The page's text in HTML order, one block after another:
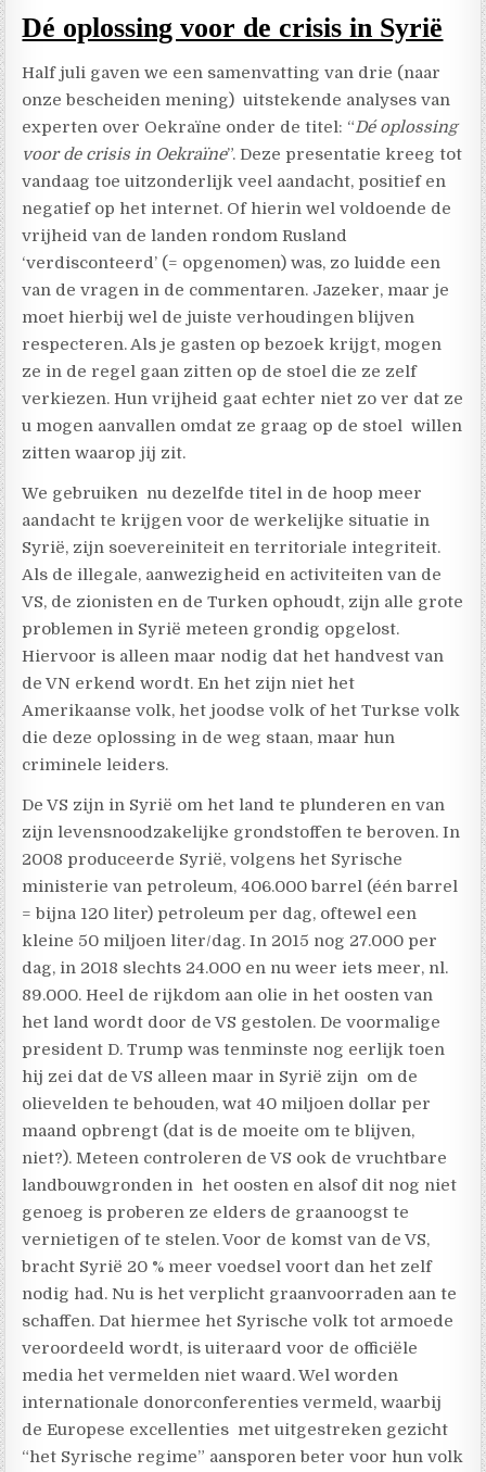
Dé oplossing voor de crisis in Syrië
Half juli gaven we een samenvatting van drie (naar
onze bescheiden mening) uitstekende analyses van
experten over Oekraïne onder de titel: “Dé oplossing
voor de crisis in Oekraïne”. Deze presentatie kreeg tot
vandaag toe uitzonderlijk veel aandacht, positief en
negatief op het internet. Of hierin wel voldoende de
vrijheid van de landen rondom Rusland
‘verdisconteerd’ (= opgenomen) was, zo luidde een
van de vragen in de commentaren. Jazeker, maar je
moet hierbij wel de juiste verhoudingen blijven
respecteren. Als je gasten op bezoek krijgt, mogen
ze in de regel gaan zitten op de stoel die ze zelf
verkiezen. Hun vrijheid gaat echter niet zo ver dat ze
u mogen aanvallen omdat ze graag op de stoel willen
zitten waarop jij zit.
We gebruiken nu dezelfde titel in de hoop meer
aandacht te krijgen voor de werkelijke situatie in
Syrië, zijn soevereiniteit en territoriale integriteit.
Als de illegale, aanwezigheid en activiteiten van de
VS, de zionisten en de Turken ophoudt, zijn alle grote
problemen in Syrië meteen grondig opgelost.
Hiervoor is alleen maar nodig dat het handvest van
de VN erkend wordt. En het zijn niet het
Amerikaanse volk, het joodse volk of het Turkse volk
die deze oplossing in de weg staan, maar hun
criminele leiders.
De VS zijn in Syrië om het land te plunderen en van
zijn levensnoodzakelijke grondstoffen te beroven. In
2008 produceerde Syrië, volgens het Syrische
ministerie van petroleum, 406.000 barrel (één barrel
= bijna 120 liter) petroleum per dag, oftewel een
kleine 50 miljoen liter/dag. In 2015 nog 27.000 per
dag, in 2018 slechts 24.000 en nu weer iets meer, nl.
89.000. Heel de rijkdom aan olie in het oosten van
het land wordt door de VS gestolen. De voormalige
president D. Trump was tenminste nog eerlijk toen
hij zei dat de VS alleen maar in Syrië zijn om de
olievelden te behouden, wat 40 miljoen dollar per
maand opbrengt (dat is de moeite om te blijven,
niet?). Meteen controleren de VS ook de vruchtbare
landbouwgronden in het oosten en alsof dit nog niet
genoeg is proberen ze elders de graanoogst te
vernietigen of te stelen. Voor de komst van de VS,
bracht Syrië 20 % meer voedsel voort dan het zelf
nodig had. Nu is het verplicht graanvoorraden aan te
schaffen. Dat hiermee het Syrische volk tot armoede
veroordeeld wordt, is uiteraard voor de officiële
media het vermelden niet waard. Wel worden
internationale donorconferenties vermeld, waarbij
de Europese excellenties met uitgestreken gezicht
“het Syrische regime” aansporen beter voor hun volk